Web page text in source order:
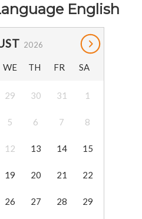
English
2026
WE TH FR SA
29 30 31 1
5 6 7 8
12 13 14 15
19 20 21 22
26 27 28 29